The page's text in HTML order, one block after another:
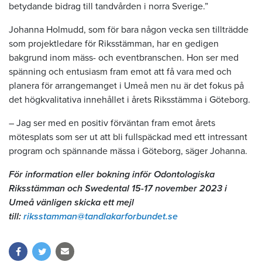
betydande bidrag till tandvården i norra Sverige.”
Johanna Holmudd, som för bara någon vecka sen tillträdde
som projektledare för Riksstämman, har en gedigen
bakgrund inom mäss- och eventbranschen. Hon ser med
spänning och entusiasm fram emot att få vara med och
planera för arrangemanget i Umeå men nu är det fokus på
det högkvalitativa innehållet i årets Riksstämma i Göteborg.
– Jag ser med en positiv förväntan fram emot årets
mötesplats som ser ut att bli fullspäckad med ett intressant
program och spännande mässa i Göteborg, säger Johanna.
För information eller bokning inför Odontologiska
Riksstämman och Swedental 15-17 november 2023 i
Umeå vänligen skicka ett mejl
till: riksstamman@tandlakarforbundet.se